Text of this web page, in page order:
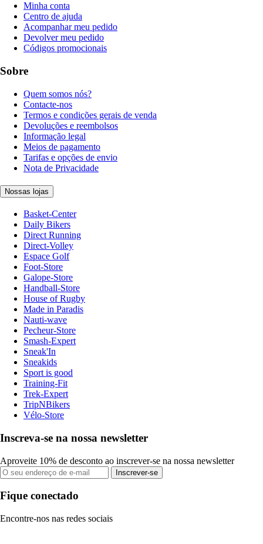
Minha conta
Centro de ajuda
Acompanhar meu pedido
Devolver meu pedido
Códigos promocionais
Sobre
Quem somos nós?
Contacte-nos
Termos e condições gerais de venda
Devoluções e reembolsos
Informação legal
Meios de pagamento
Tarifas e opções de envio
Nota de Privacidade
Nossas lojas
Basket-Center
Daily Bikers
Direct Running
Direct-Volley
Espace Golf
Foot-Store
Galope-Store
Handball-Store
House of Rugby
Made in Paradis
Nauti-wave
Pecheur-Store
Smash-Expert
Sneak'In
Sneakids
Sport is good
Training-Fit
Trek-Expert
TripNBikers
Vélo-Store
Inscreva-se na nossa newsletter
Aproveite 10% de desconto ao inscrever-se na nossa newsletter
Inscrever-se
Fique conectado
Encontre-nos nas redes sociais